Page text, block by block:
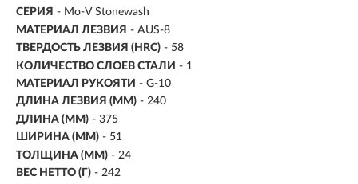
СЕРИЯ - Mo-V Stonewash
МАТЕРИАЛ ЛЕЗВИЯ - AUS-8
ТВЕРДОСТЬ ЛЕЗВИЯ (HRC) - 58
КОЛИЧЕСТВО СЛОЕВ СТАЛИ - 1
МАТЕРИАЛ РУКОЯТИ - G-10
ДЛИНА ЛЕЗВИЯ (ММ) - 240
ДЛИНА (ММ) - 375
ШИРИНА (ММ) - 51
ТОЛЩИНА (ММ) - 24
ВЕС НЕТТО (Г) - 242